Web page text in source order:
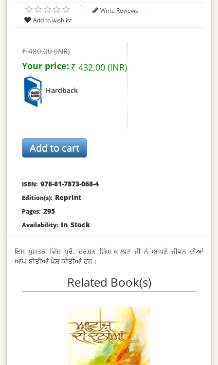
Write Reviews
₹ 480.00 (INR)
Your price: ₹ 432.00 (INR)
Hardback
ISBN: 978-81-7873-068-4
Edition(s): Reprint
Pages: 295
Availability: In Stock
ਇਸ ਪੁਸਤਕ ਵਿੱਚ ਪ੍ਰੋ. ਦਰਸ਼ਨ ਸਿੰਘ ਖਾਲਸਾ ਜੀ ਨੇ ਆਪਣੇ ਜੀਵਨ ਦੀਆਂ
ਆਪ-ਬੀਤੀਆਂ ਪੇਸ਼ ਕੀਤੀਆਂ ਹਨ।
Related Book(s)